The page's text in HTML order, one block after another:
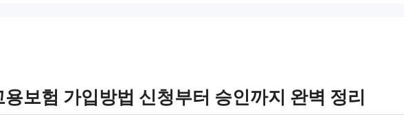
보험 가입방법 신청부터 승인까지 완벽 정리